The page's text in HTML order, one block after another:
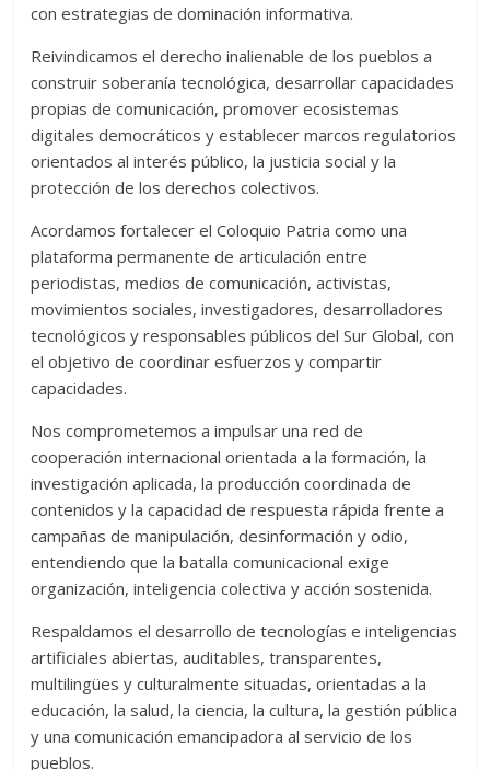
con estrategias de dominación informativa.
Reivindicamos el derecho inalienable de los pueblos a
construir soberanía tecnológica, desarrollar capacidades
propias de comunicación, promover ecosistemas
digitales democráticos y establecer marcos regulatorios
orientados al interés público, la justicia social y la
protección de los derechos colectivos.
Acordamos fortalecer el Coloquio Patria como una
plataforma permanente de articulación entre
periodistas, medios de comunicación, activistas,
movimientos sociales, investigadores, desarrolladores
tecnológicos y responsables públicos del Sur Global, con
el objetivo de coordinar esfuerzos y compartir
capacidades.
Nos comprometemos a impulsar una red de
cooperación internacional orientada a la formación, la
investigación aplicada, la producción coordinada de
contenidos y la capacidad de respuesta rápida frente a
campañas de manipulación, desinformación y odio,
entendiendo que la batalla comunicacional exige
organización, inteligencia colectiva y acción sostenida.
Respaldamos el desarrollo de tecnologías e inteligencias
artificiales abiertas, auditables, transparentes,
multilingües y culturalmente situadas, orientadas a la
educación, la salud, la ciencia, la cultura, la gestión pública
y una comunicación emancipadora al servicio de los
pueblos.